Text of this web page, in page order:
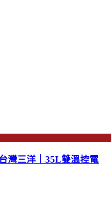
灣三洋｜35L雙溫控電